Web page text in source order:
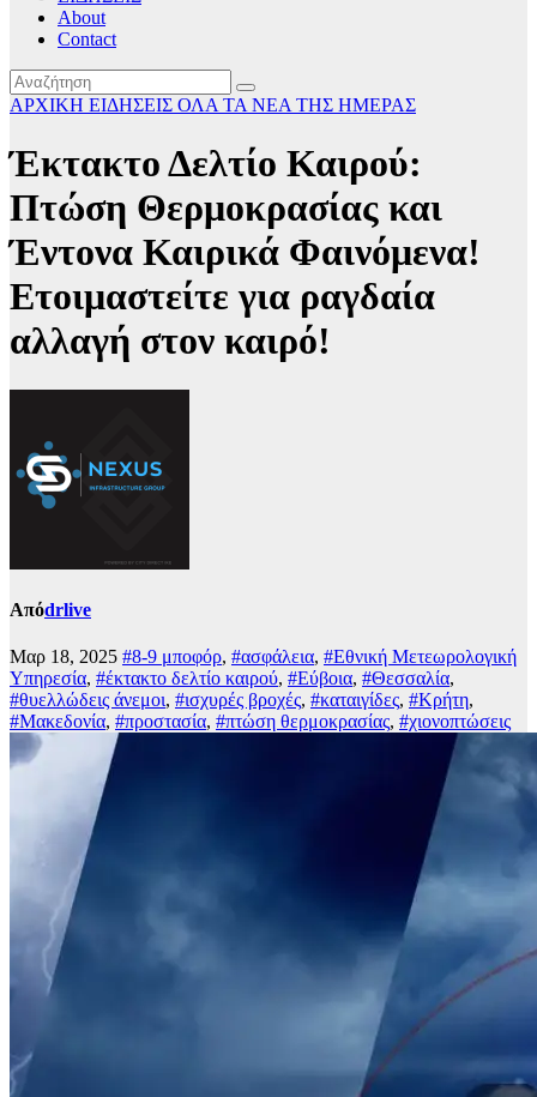
About
Contact
ΑΡΧΙΚΗ ΕΙΔΗΣΕΙΣ ΟΛΑ ΤΑ ΝΕΑ ΤΗΣ ΗΜΕΡΑΣ
Έκτακτο Δελτίο Καιρού:
Πτώση Θερμοκρασίας και
Έντονα Καιρικά Φαινόμενα!
Ετοιμαστείτε για ραγδαία
αλλαγή στον καιρό!
Απόdrlive
Μαρ 18, 2025 #8-9 μποφόρ, #ασφάλεια, #Εθνική Μετεωρολογική
Υπηρεσία, #έκτακτο δελτίο καιρού, #Εύβοια, #Θεσσαλία,
#θυελλώδεις άνεμοι, #ισχυρές βροχές, #καταιγίδες, #Κρήτη,
#Μακεδονία, #προστασία, #πτώση θερμοκρασίας, #χιονοπτώσεις